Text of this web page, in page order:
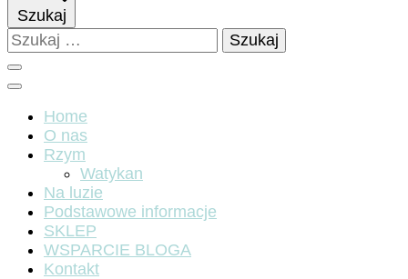
Szukaj
Szukaj:
Home
O nas
Rzym
Watykan
Na luzie
Podstawowe informacje
SKLEP
WSPARCIE BLOGA
Kontakt